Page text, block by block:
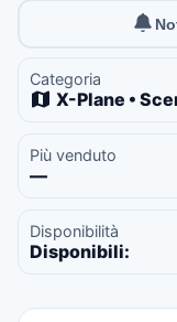
Categoria
X-Plane •
Più venduto
—
Disponibilità
Disponibili: